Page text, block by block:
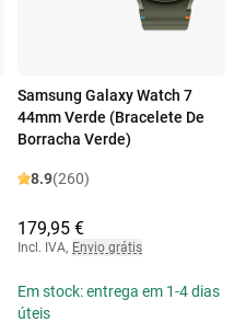
Samsung Galaxy Watch 7
44mm Verde (Bracelete De
Borracha Verde)
8.9(260)
179,95 €
Incl. IVA, Envio grátis
Em stock: entrega em 1-4 dias
úteis